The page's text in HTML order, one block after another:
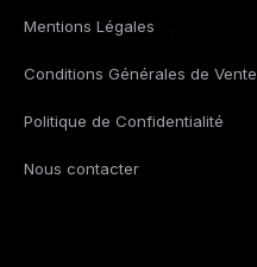
Mentions Légales
Conditions Générales de Vente
Politique de Confidentialité
Nous contacter